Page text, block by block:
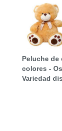
Peluche de
colores -
Variedad